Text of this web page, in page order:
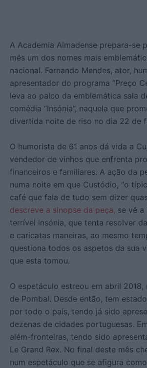
A Academia Almadense prepara-se
mês um dos nomes mais
nacional. Fernando Mendes, ator,
apresentador do programa “Preço
leva ao palco da emblemática sala
comédia “Insónia”, naquela que
divertida noite de riso no dia 22 de
O humorista de 61 anos dá vida a
vendedor de vinhos que enfrenta
financeiros e familiares. A ação da
numa noite em que Custódio, “o
café que fala de tudo sem dizer
descreve a sinopse da peça, se vê a
terrível insónia, que tenta resolver
e caricatas maneiras, ao mesmo
questiona todos os aspetos da sua
que esta tomou.
O espetáculo estreou em abril 2018,
de Pombal. Desde então, tem
por todo o país, tendo já sido
dezenas de cidades portuguesas.
além-fronteiras, tendo sido
Le Grand Rex. No final deste mês
num espetáculo que se afigura